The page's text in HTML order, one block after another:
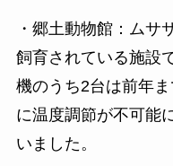
・郷土動物館：ムサ
飼育されている施設
機のうち2台は前年
に温度調節が不可能
いました。